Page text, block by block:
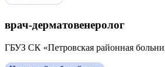
врач-дерматовенеролог
ГБУЗ СК «Петровская районная